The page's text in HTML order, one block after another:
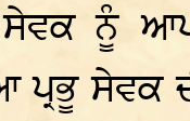
ਨੂੰ
ਪ੍ਰਭੂ ਸੇਵਕ